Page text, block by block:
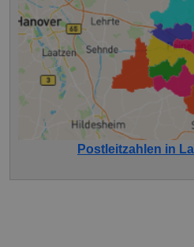
Postleitzahlen in